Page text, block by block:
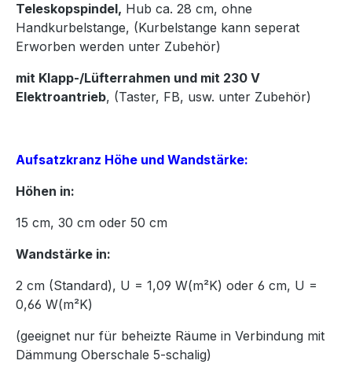
Teleskopspindel, Hub ca. 28 cm, ohne
Handkurbelstange, (Kurbelstange kann seperat
Erworben werden unter Zubehör)
mit Klapp-/Lüfterrahmen und mit 230 V
Elektroantrieb, (Taster, FB, usw. unter Zubehör)
Aufsatzkranz Höhe und Wandstärke:
Höhen in:
15 cm, 30 cm oder 50 cm
Wandstärke in:
2 cm (Standard), U = 1,09 W(m²K) oder 6 cm, U =
0,66 W(m²K)
(geeignet nur für beheizte Räume in Verbindung mit
Dämmung Oberschale 5-schalig)